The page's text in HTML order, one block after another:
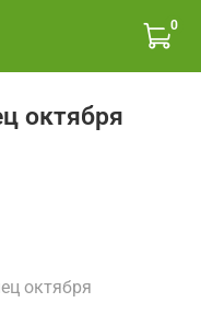
0
октября
октября